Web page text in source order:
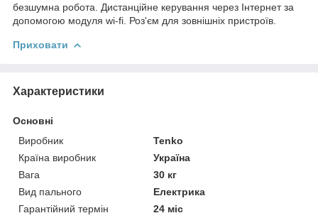
безшумна робота. Дистанційне керування через Інтернет за
допомогою модуля wi-fi. Роз'єм для зовнішніх пристроїв.
Приховати
Характеристики
Основні
Виробник
Tenko
Країна виробник
Україна
Вага
30 кг
Вид пального
Електрика
Гарантійний термін
24 міс